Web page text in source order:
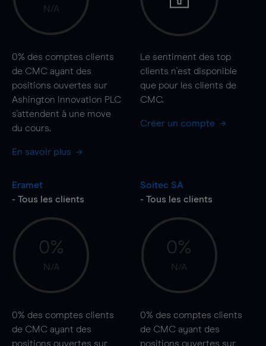
N/A
0% des comptes clients
de CMC ayant des
positions ouvertes sur
Ashington Innovation PLC
s'attendent à une move
du cours.
En savoir plus
Le sentiment des top
clients n'est disponible
que pour les clients de
CMC.
Créer un compte
Eramet
- Tous les clients
0%
N/A
0% des comptes clients
de CMC ayant des
positions ouvertes sur
Soitec SA
- Tous les clients
0%
N/A
0% des comptes clients
de CMC ayant des
positions ouvertes sur